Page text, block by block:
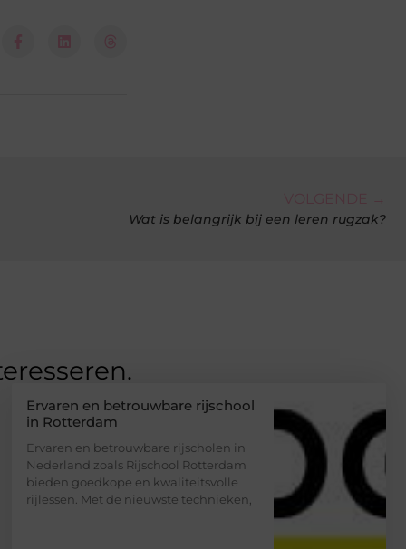
VOLGENDE →
Wat is belangrijk bij een leren rugzak?
Ervaren en betrouwbare rijschool
in Rotterdam
Ervaren en betrouwbare rijscholen in
Nederland zoals Rijschool Rotterdam
bieden goedkope en kwaliteitsvolle
rijlessen. Met de nieuwste technieken,